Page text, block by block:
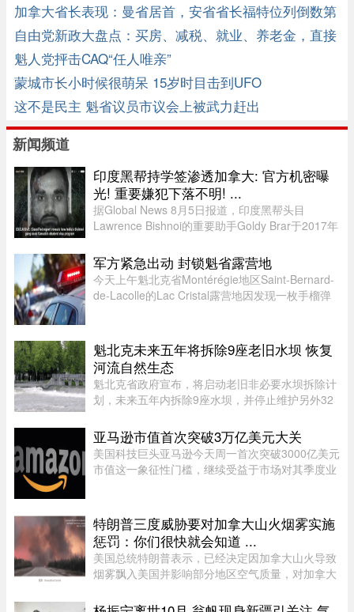
加拿大省长表现：曼省居首，安省省长福特位列倒数第
二
自由党新政大盘点：买房、减税、就业、养老金，直接
影响你的钱包 ...
魁人党抨击CAQ“任人唯亲”
蒙城市长小时候很萌呆 15岁时目击到UFO
这不是民主 魁省议员市议会上被武力赶出
新闻频道
印度黑帮持学签渗透加拿大: 官方机密曝
光! 重要嫌犯下落不明! ...
据Global News 8月5日报道，印度黑帮头目
Lawrence Bishnoi的重要助手Goldy Brar于2017年
Thompson Rivers University就读。但记录显示，
目前“无法确认”他是否真的上过课。实 ...
军方紧急出动 封锁魁省露营地
今天上午魁北克省Montérégie地区Saint-Bernard-
de-Lacolle的Lac Cristal露营地因发现一枚手榴弹
历史，目前对露营者没有 ...
魁北克未来五年将拆除9座老旧水坝 恢复
河流自然生态
魁北克省政府宣布，将启动老旧非必要水坝拆除计
划，未来五年内拆除9座水坝，并停止维护另外32
系统。这标志着魁北克正式加入国际上日益兴起的
拆坝潮流。 ...
亚马逊市值首次突破3万亿美元大关
美国科技巨头亚马逊今天周一首次突破3000亿美元
市值这一象征性门槛，继续受益于市场对其季度业
马逊股价上涨5.20%，达到28 ...
特朗普三度威胁要对加拿大山火烟雾实施
惩罚：你们很快就会知道 ...
美国总统特朗普表示，已经决定因加拿大山火导致
烟雾飘入美国并影响部分地区空气质量，对加拿大
期里，特朗普第三次就此事对加拿大发出威胁。周